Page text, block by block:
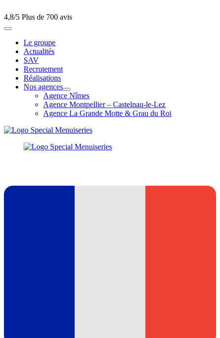
4,8/5 Plus de 700 avis
Le groupe
Actualités
SAV
Recrutement
Réalisations
Nos agences
Agence Nîmes
Agence Montpellier – Castelnau-le-Lez
Agence La Grande Motte & Grau du Roi